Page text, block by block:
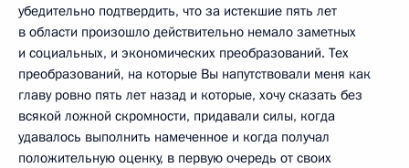
убедительно подтвердить, что за истекшие пять лет
в области произошло действительно немало заметных
и социальных, и экономических преобразований. Тех
преобразований, на которые Вы напутствовали меня как
главу ровно пять лет назад и которые, хочу сказать без
всякой ложной скромности, придавали силы, когда
удавалось выполнить намеченное и когда получал
положительную оценку, в первую очередь от своих